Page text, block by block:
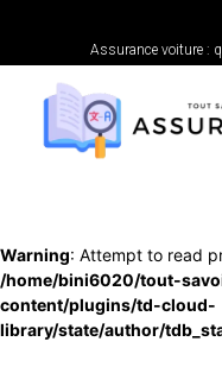
Assurance
Warning: Attempt to read
/home/bini6020/tout-
content/plugins/td-cloud-
library/state/author/